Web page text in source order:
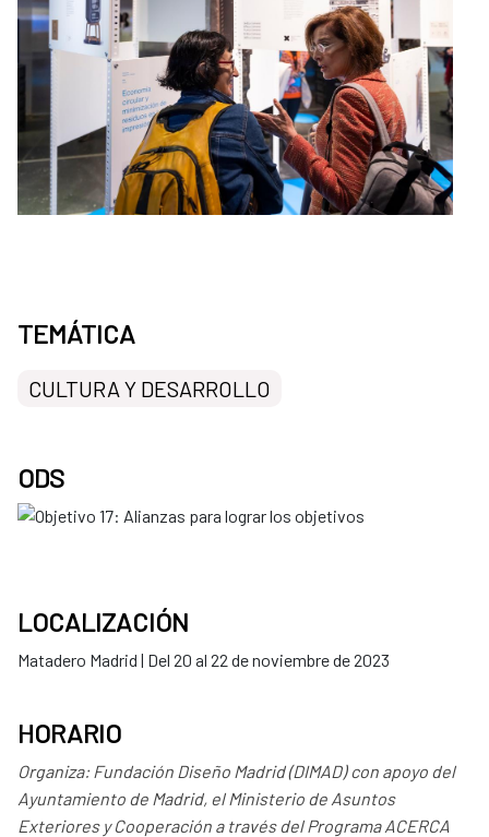
TEMÁTICA
CULTURA Y DESARROLLO
ODS
LOCALIZACIÓN
Matadero Madrid | Del 20 al 22 de noviembre de 2023
HORARIO
Organiza: Fundación Diseño Madrid (DIMAD) con apoyo del
Ayuntamiento de Madrid, el Ministerio de Asuntos
Exteriores y Cooperación a través del Programa ACERCA